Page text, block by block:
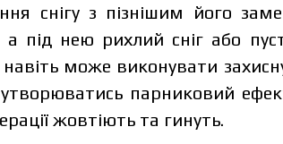
снігу з пізнішим його
а під нею рихлий сніг або
може виконувати
парниковий
жовтіють та гинуть.